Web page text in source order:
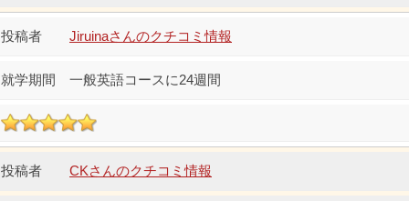
Jiruinaさんのクチコミ情報
一般英語コースに24週間
CKさんのクチコミ情報